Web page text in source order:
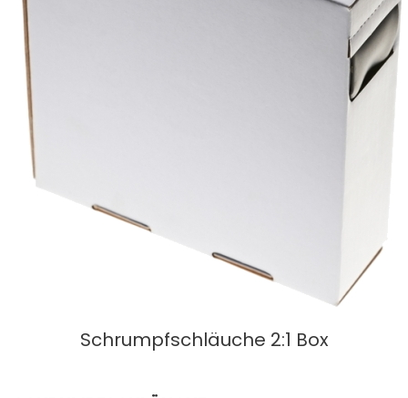
Schrumpfschläuche 2:1 Box